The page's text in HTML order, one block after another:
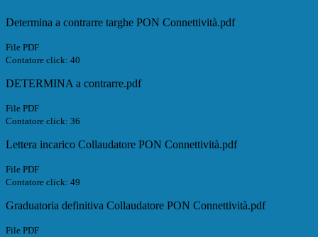
Determina a contrarre targhe PON Connettività.pdf
File PDF
Contatore click: 40
DETERMINA a contrarre.pdf
File PDF
Contatore click: 36
Lettera incarico Collaudatore PON Connettività.pdf
File PDF
Contatore click: 49
Graduatoria definitiva Collaudatore PON Connettività.pdf
File PDF